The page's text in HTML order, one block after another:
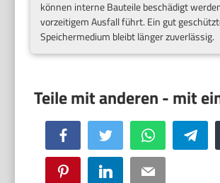
können interne Bauteile beschädigt
vorzeitigem Ausfall führt. Ein gut
Speichermedium bleibt länger zuverlässig.
Facebook Twitter WhatsApp
Pinterest LinkedIn Email